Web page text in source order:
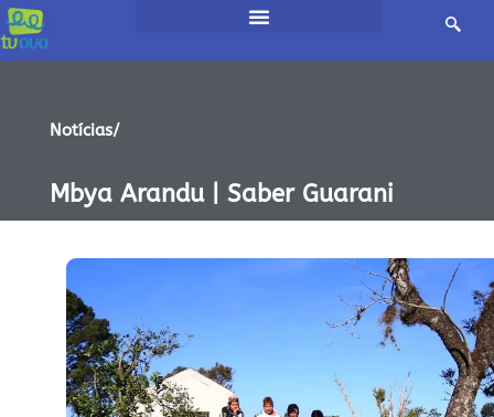
Notícias/
Mbya Arandu | Saber Guarani